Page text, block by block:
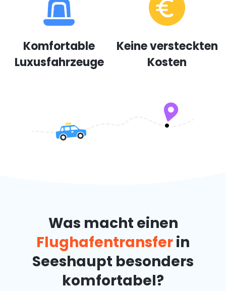
Komfortable
Luxusfahrzeuge
Keine versteckten
Kosten
Was macht einen
Flughafentransferin
Seeshaupt besonders
komfortabel?